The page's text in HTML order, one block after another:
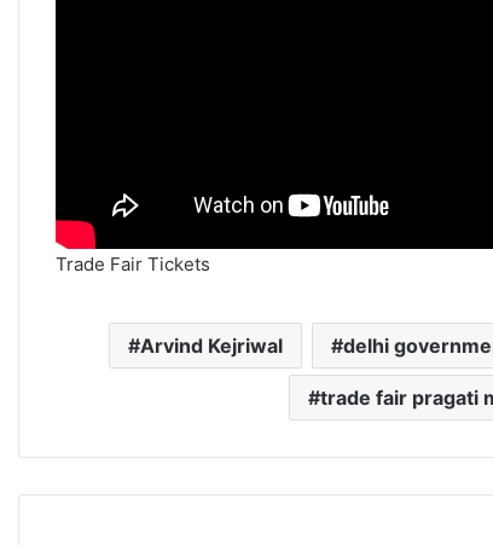
Trade Fair Tickets
Arvind Kejriwal delhi
trade fair pragati